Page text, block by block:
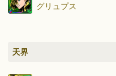
グリュプス
天界